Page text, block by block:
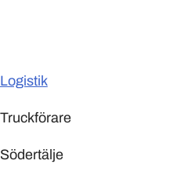
Logistik
Truckförare
Södertälje